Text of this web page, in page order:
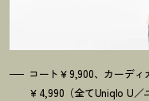
コート￥9,900、カーデ
￥4,990（全てUniqlo U／